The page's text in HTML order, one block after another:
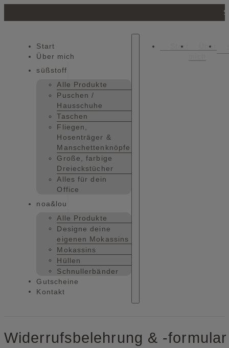
Start
Über mich
süßstoff
Alle Produkte
Puschen /
Hausschuhe
Taschen
Fliegen,
Hosenträger &
Manschettenknöpfe
Große, farbige
Dreieckstücher
Alles für dein
Office
noa&lou
Alle Produkte
Designe deine
eigenen Mokassins
Mokassins
Hüllen
Schnullerbänder
Gutscheine
Kontakt
Start
Über
Widerrufsbelehrung & -formular